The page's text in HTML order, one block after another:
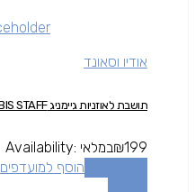
אודיו וסאונד
תושבת לאוזניות גיימניג SADES ANUBIS STAFF
₪199
Availability: במלאי
הוסף למועדפים